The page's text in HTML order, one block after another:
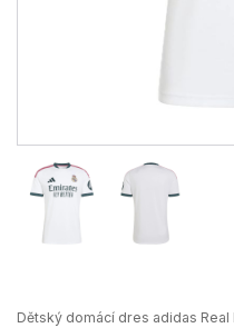
Dětský domácí dres adidas